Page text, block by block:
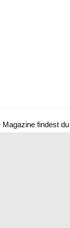
Magazine findest du